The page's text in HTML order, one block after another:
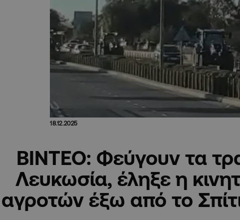
18.12.2025
ΒΙΝΤΕΟ: Φεύγουν τα
Λευκωσία, έληξε η
αγροτών έξω από το